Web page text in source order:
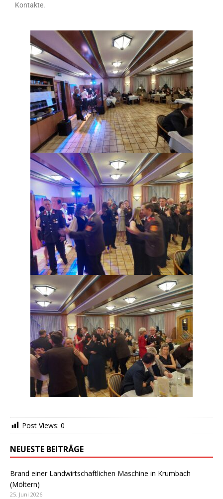
Kontakte.
Post Views: 0
NEUESTE BEITRÄGE
Brand einer Landwirtschaftlichen Maschine in Krumbach
(Möltern)
25. Juni 2026